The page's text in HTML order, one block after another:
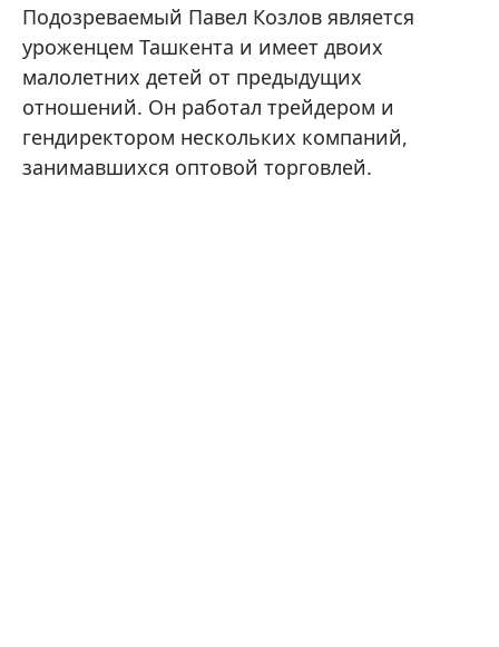
Подозреваемый Павел Козлов является
уроженцем Ташкента и имеет двоих
малолетних детей от предыдущих
отношений. Он работал трейдером и
гендиректором нескольких компаний,
занимавшихся оптовой торговлей.